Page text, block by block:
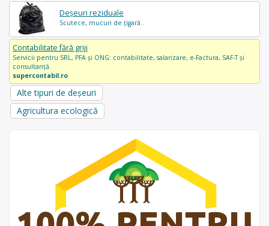
Deșeuri reziduale
Scutece, mucuri de țigară..
Contabilitate fără griji
Servicii pentru SRL, PFA și ONG: contabilitate, salarizare, e-Factura, SAF-T și
consultanță.
supercontabil.ro
Alte tipuri de deșeuri
Agricultura ecologică